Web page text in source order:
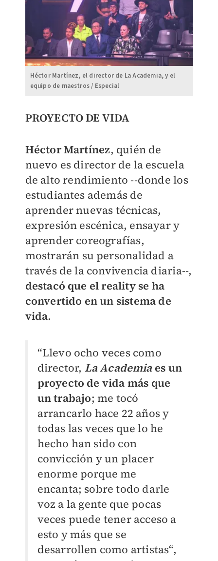
Héctor Martínez, el director de La Academia, y el
equipo de maestros / Especial
PROYECTO DE VIDA
Héctor Martínez, quién de
nuevo es director de la escuela
de alto rendimiento --donde los
estudiantes además de
aprender nuevas técnicas,
expresión escénica, ensayar y
aprender coreografías,
mostrarán su personalidad a
través de la convivencia diaria--,
destacó que el reality se ha
convertido en un sistema de
vida.
“Llevo ocho veces como
director, La Academia es un
proyecto de vida más que
un trabajo; me tocó
arrancarlo hace 22 años y
todas las veces que lo he
hecho han sido con
convicción y un placer
enorme porque me
encanta; sobre todo darle
voz a la gente que pocas
veces puede tener acceso a
esto y más que se
desarrollen como artistas“,